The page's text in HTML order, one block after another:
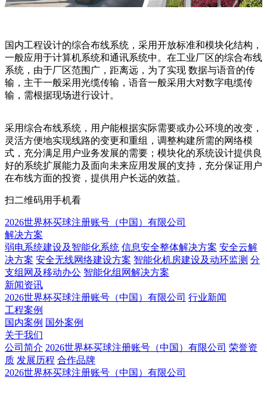
国内工程设计的综合布线系统，采用开放标准和模块化结构，
一般应用于计算机系统和通讯系统中。在工业厂区的综合布线
系统，由于厂区范围广，距离远，为了实现 数据与语音的传
输，主干一般采用光缆传输，语音一般采用大对数字电缆传
输，需根据现场进行设计。
采用综合布线系统，用户能根据实际需要或办公环境的改变，
灵活方便地实现线路的变更和重组，调整构建所需的网络模
式，充分满足用户业务发展的需要；模块化的系统设计提供良
好的系统扩展能力及面向未来应用发展的支持，充分保证用户
在布线方面的投资，提供用户长远的效益。
扫二维码用手机看
2026世界杯买球注册账号（中国）有限公司
解决方案
弱电系统建设及智能化系统 信息安全整体解决方案 安全云解
决方案 安全无线网络建设方案 智能化机房建设及动环监测 分
支组网及移动办公 智能化组网解决方案
新闻资讯
2026世界杯买球注册账号（中国）有限公司 行业新闻
工程案例
国内案例 国外案例
关于我们
公司简介 2026世界杯买球注册账号（中国）有限公司 荣誉资
质 发展历程 合作品牌
2026世界杯买球注册账号（中国）有限公司